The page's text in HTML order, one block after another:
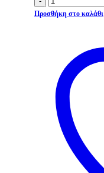
Προσθήκη στο καλάθι